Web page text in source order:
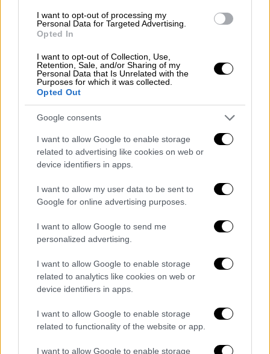
I want to opt-out of processing my
Personal Data for Targeted Advertising.
Opted In
I want to opt-out of Collection, Use,
Retention, Sale, and/or Sharing of my
Personal Data that Is Unrelated with the
Purposes for which it was collected.
Opted Out
Google consents
I want to allow Google to enable storage
related to advertising like cookies on web or
device identifiers in apps.
I want to allow my user data to be sent to
Google for online advertising purposes.
I want to allow Google to send me
personalized advertising.
I want to allow Google to enable storage
related to analytics like cookies on web or
device identifiers in apps.
I want to allow Google to enable storage
related to functionality of the website or app.
I want to allow Google to enable storage
Στην κατοχή των συλληφθέντων βρέθηκαν
πιστόλια, ένα κλεμμένο ΙΧ, κουκούλες,
πιθανόν να χρησιμοποιούσαν για να βάλουν
φωτιά στο όχημα.
Ετοίμαζαν χτύπημα
Οι αστυνομικοί που παρακολουθούσαν τα
τηλέφωνά τους, διαπίστωσαν πως οι
συλληφθέντες ετοίμαζαν μεγάλο χτύπημα,
συγκεκριμένα στα ΕΛΤΑ.
«Ήθελαν να καταστρέψουν ανθρώπινες
ζωές»: Ογδόντα άτομα καθημερινά στο
εστιατόριο που έβαλαν στόχο
τρομοκράτες - Συγκλονισμένοι οι
θαμώνες
Συναγερμός στη Δραπετσώνα: